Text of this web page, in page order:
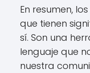
En resumen,
que tienen
sí. Son una
lenguaje que
nuestra